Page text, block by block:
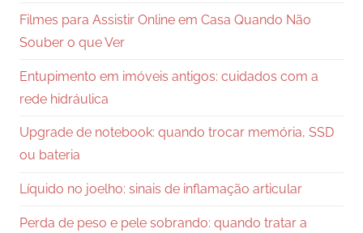
Filmes para Assistir Online em Casa Quando Não
Souber o que Ver
Entupimento em imóveis antigos: cuidados com a
rede hidráulica
Upgrade de notebook: quando trocar memória, SSD
ou bateria
Líquido no joelho: sinais de inflamação articular
Perda de peso e pele sobrando: quando tratar a